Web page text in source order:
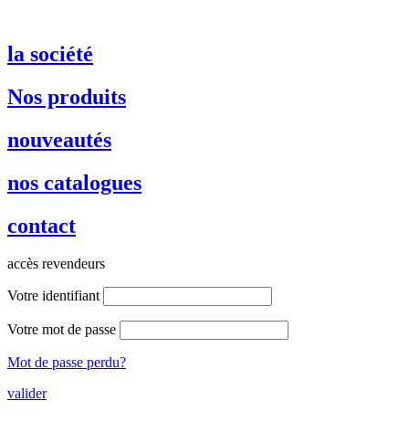
la société
Nos produits
nouveautés
nos catalogues
contact
accès revendeurs
Votre identifiant
Votre mot de passe
Mot de passe perdu?
valider